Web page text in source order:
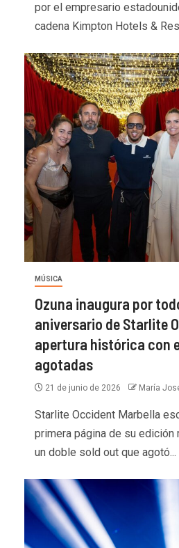
por el empresario
cadena Kimpton Hotels &
MÚSICA
Ozuna inaugura por
aniversario de Starlite
apertura histórica con
agotadas
21 de junio de 2026 María
Starlite Occident Marbella
primera página de su edición
un doble sold out que agotó...